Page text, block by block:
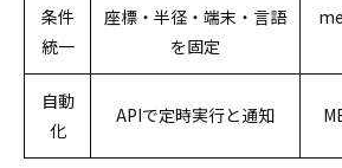
条件
統一
座標・半径・端末・言語
を固定
自動
化
APIで定時実行と通知